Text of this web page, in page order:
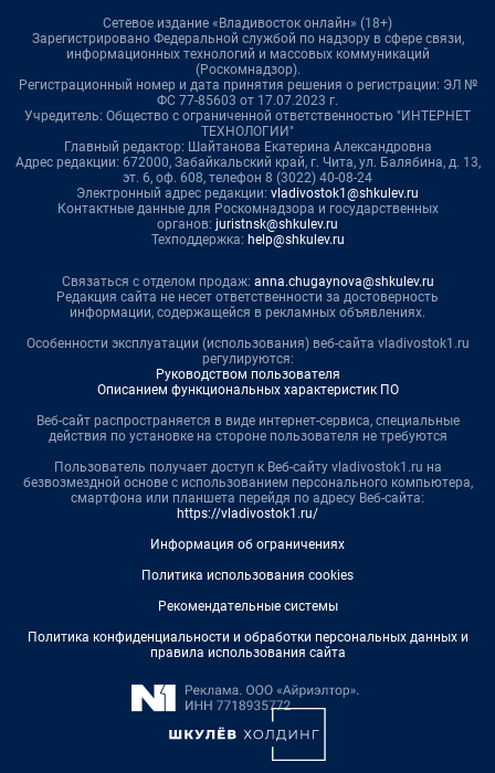
Сетевое издание «Владивосток онлайн» (18+)
Зарегистрировано Федеральной службой по надзору в сфере связи,
информационных технологий и массовых коммуникаций
(Роскомнадзор).
Регистрационный номер и дата принятия решения о регистрации: ЭЛ №
ФС 77-85603 от 17.07.2023 г.
Учредитель: Общество с ограниченной ответственностью "ИНТЕРНЕТ
ТЕХНОЛОГИИ"
Главный редактор: Шайтанова Екатерина Александровна
Адрес редакции: 672000, Забайкальский край, г. Чита, ул. Балябина, д. 13,
эт. 6, оф. 608, телефон 8 (3022) 40-08-24
Электронный адрес редакции: vladivostok1@shkulev.ru
Контактные данные для Роскомнадзора и государственных
органов: juristnsk@shkulev.ru
Техподдержка: help@shkulev.ru
Связаться с отделом продаж: anna.chugaynova@shkulev.ru
Редакция сайта не несет ответственности за достоверность
информации, содержащейся в рекламных объявлениях.
Особенности эксплуатации (использования) веб-сайта vladivostok1.ru
регулируются:
Руководством пользователя
Описанием функциональных характеристик ПО
Веб-сайт распространяется в виде интернет-сервиса, специальные
действия по установке на стороне пользователя не требуются
Пользователь получает доступ к Веб-сайту vladivostok1.ru на
безвозмездной основе с использованием персонального компьютера,
смартфона или планшета перейдя по адресу Веб-сайта:
https://vladivostok1.ru/
Информация об ограничениях
Политика использования cookies
Рекомендательные системы
Политика конфиденциальности и обработки персональных данных и
правила использования сайта